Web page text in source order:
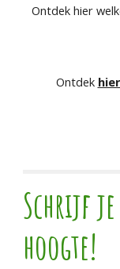
Ontdek hier
Ontdek hier
Schrijf
hoogte!